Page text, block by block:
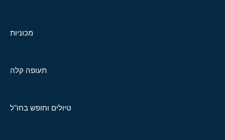
מכוניות
תעופה קלה
טיולים וחופש בחו"ל